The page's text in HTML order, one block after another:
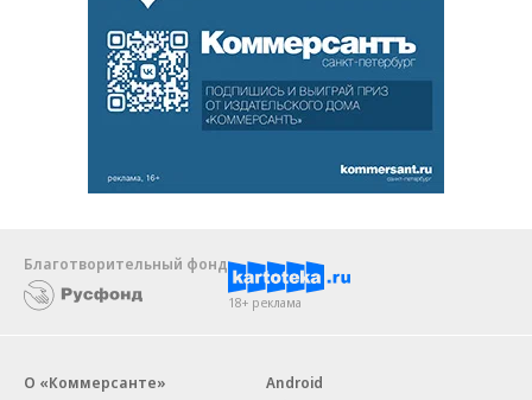
Благотворительный фонд
18+ реклама
О «Коммерсанте»
Android